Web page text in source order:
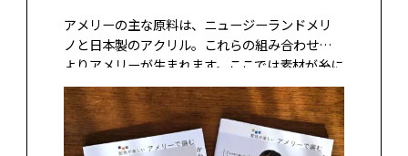
アメリーの主な原料は、ニュージーランドメリ
ノと日本製のアクリル。これらの組み合わせに
よりアメリーが生まれます。ここでは素材が糸に
なるまでの過程を追ってみましょう。まずはメリ
ノウールの原料が生まれる土地、ニュージーラ
ンドの大自然の中で悠々と過ごす羊たちの様子
を覗いてみましょう。